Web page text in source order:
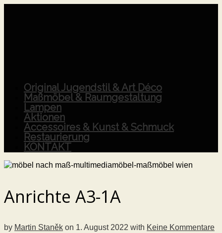
Original Jugendstil & Art Déco
Maßmöbel & Raumgestaltung
Lampen
Aktionen
Accessoires & Kunst & Schmuck
Restaurierung
KONTAKT
Anrichte A3-1A
by Martin Staněk on 1. August 2022 with Keine Kommentare